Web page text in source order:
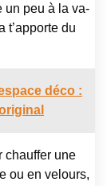
un peu à la va-
t’apporte du
déco :
chauffer une
ou en velours,